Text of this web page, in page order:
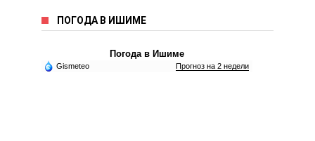
ПОГОДА В ИШИМЕ
Погода в Ишиме
Gismeteo Прогноз на 2 недели